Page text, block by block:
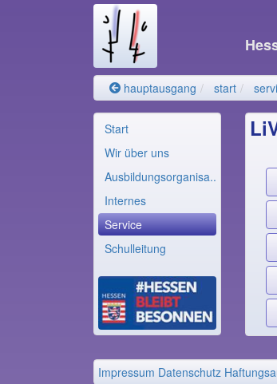
hauptausgang start
Start
Wir über uns
Ausbildungsorganisa..
Internes
Service
Schulleitung
Impressum Datenschutz